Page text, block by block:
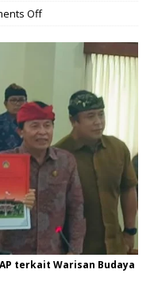
Off
terkait Warisan Budaya